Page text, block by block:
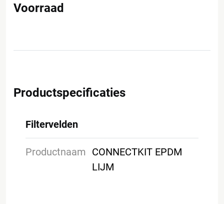
Voorraad
Productspecificaties
Filtervelden
Productnaam
CONNECTKIT EPDM
LIJM